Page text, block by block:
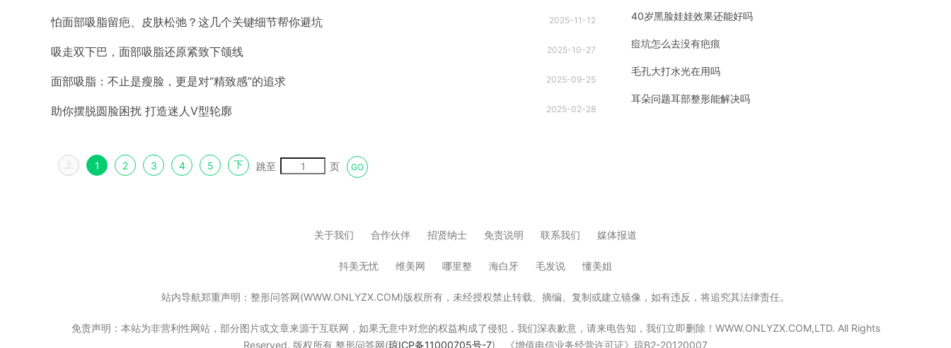
怕面部吸脂留疤、皮肤松弛？这几个关键细节帮你避坑 2025-11-12
吸走双下巴，面部吸脂还原紧致下颌线 2025-10-27
面部吸脂：不止是瘦脸，更是对“精致感”的追求 2025-09-25
助你摆脱圆脸困扰 打造迷人V型轮廓 2025-02-28
1 2 3 4 5 下 跳至 页 GO
40岁黑脸娃娃效果还能好吗
痘坑怎么去没有疤痕
毛孔大打水光在用吗
耳朵问题耳部整形能解决吗
关于我们 合作伙伴 招贤纳士 免责说明 联系我们 媒体报道
抖美无忧 维美网 哪里整 海白牙 毛发说 懂美姐
站内导航郑重声明：整形问答网(WWW.ONLYZX.COM)版权所有，未经授权禁止转载、摘编、复制或建立镜像，如有违反，将追究其法律责任。
免责声明：本站为非营利性网站，部分图片或文章来源于互联网，如果无意中对您的权益构成了侵犯，我们深表歉意，请来电告知，我们立即删除！WWW.ONLYZX.COM,LTD. All Rights
Reserved. 版权所有 整形问答网(琼ICP备11000705号-7) 《增值电信业务经营许可证》琼B2-20120007